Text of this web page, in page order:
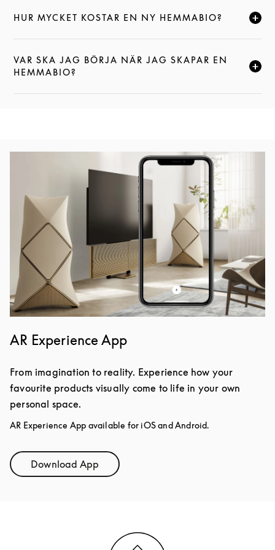
HUR MYCKET KOSTAR EN NY HEMMABIO?
CLICK TO EXPAND THIS DESCRIPTION AND
VAR SKA JAG BÖRJA NÄR JAG SKAPAR EN
HEMMABIO?
CLICK TO EXPAND THIS DESCRIPTION AND
AR Experience App
From imagination to reality. Experience how your
favourite products visually come to life in your own
personal space.
AR Experience App available for iOS and Android.
Download AppLink Opens in New Tab